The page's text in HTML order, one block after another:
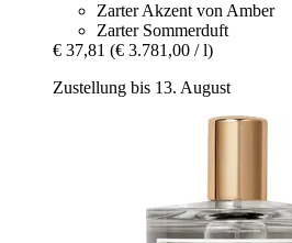
Zarter Akzent von Amber
Zarter Sommerduft
€ 37,81 (€ 3.781,00 / l)
Zustellung bis 13. August